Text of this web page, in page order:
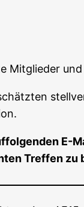
Mit­glie­der
E-
Tref­fen zu